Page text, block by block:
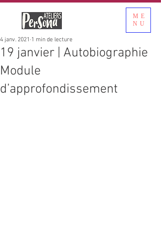
ME
NU
19 janvier | Autobiographie
Module
d’approfondissement
4 janv. 2021 1 min de lecture